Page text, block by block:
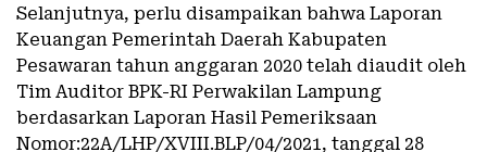
Selanjutnya, perlu disampaikan bahwa Laporan
Keuangan Pemerintah Daerah Kabupaten
Pesawaran tahun anggaran 2020 telah diaudit oleh
Tim Auditor BPK-RI Perwakilan Lampung
berdasarkan Laporan Hasil Pemeriksaan
Nomor:22A/LHP/XVIII.BLP/04/2021, tanggal 28